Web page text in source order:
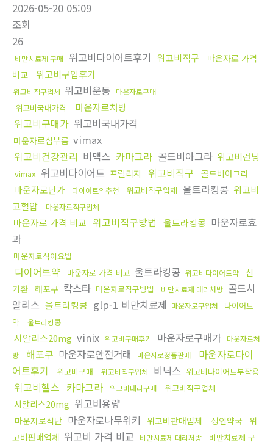
2026-05-20 05:09
조회
26
비만치료제 구매 위고비다이어트후기 위고비직구
마운자로 가격
비교
위고비구입후기
위고비직구업체 위고비운동 마운자로구매
위고비국내가격 마운자로처방
위고비구매가 위고비국내가격
마운자로심부름 vimax
위고비건강관리 비맥스 카마그라 골드비아그라 위고비런닝
vimax 위고비다이어트 프릴리지 위고비직구 골드비아그라
마운자로단가 다이어트약추천 위고비직구업체 울트라킹콩 위고비
고혈압
마운자로직구업체
마운자로 가격 비교 위고비직구방법 울트라킹콩 마운자로효
과
마운자로식이요법
다이어트약 마운자로 가격 비교 울트라킹콩 위고비다이어트약
신
기환 해포쿠 칵스타 마운자로직구방법 비만치료제 대리처방 골드시
알리스 울트라킹콩 glp-1 비만치료제 마운자로구입처
다이어트
약
울트라킹콩
시알리스20mg vinix 위고비구매후기 마운자로구매가 마운자로처
방
해포쿠 마운자로안전거래 마운자로정품판매
마운자로다이
어트후기
위고비구매 위고비직구업체 비닉스 위고비다이어트부작용
위고비헬스 카마그라 위고비대리구매 위고비직구업체
시알리스20mg 위고비용량
마운자로식단 마운자로나무위키 위고비판매업체 성인약국 위
고비판매업체 위고비 가격 비교 비만치료제 대리처방
비만치료제 구